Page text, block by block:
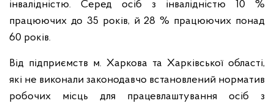
інвалідністю. Серед осіб з інвалідністю 10 %
працюючих до 35 років, й 28 % працюючих понад
60 років.
Від підприємств м. Харкова та Харківської області,
які не виконали законодавчо встановлений норматив
робочих місць для працевлаштування осіб з